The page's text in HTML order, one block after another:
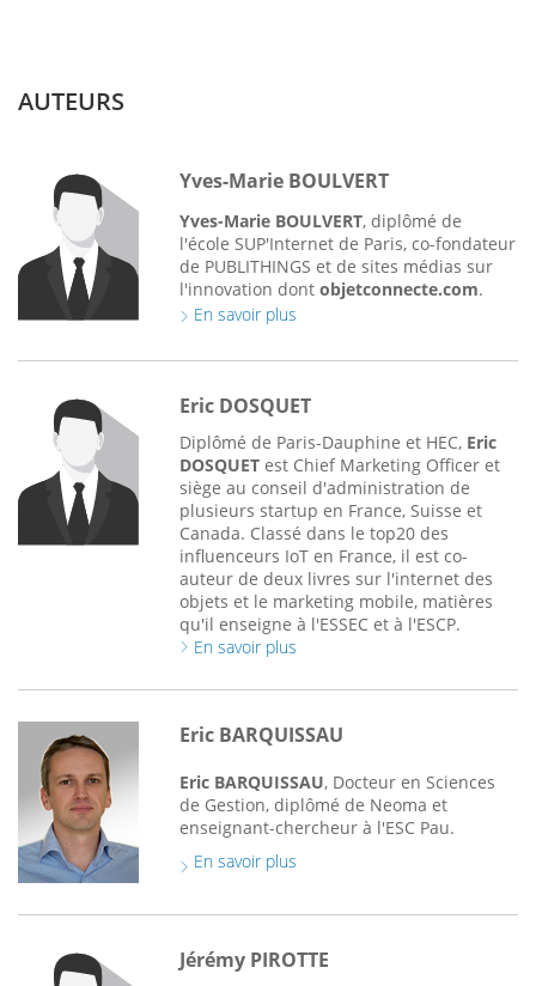
AUTEURS
Yves-Marie BOULVERT
Yves-Marie BOULVERT, diplômé de
l'école SUP'Internet de Paris, co-fondateur
de PUBLITHINGS et de sites médias sur
l'innovation dont objetconnecte.com.
En savoir plus
Eric DOSQUET
Diplômé de Paris-Dauphine et HEC, Eric
DOSQUET est Chief Marketing Officer et
siège au conseil d'administration de
plusieurs startup en France, Suisse et
Canada. Classé dans le top20 des
influenceurs IoT en France, il est co-
auteur de deux livres sur l'internet des
objets et le marketing mobile, matières
qu'il enseigne à l'ESSEC et à l'ESCP.
En savoir plus
Eric BARQUISSAU
Eric BARQUISSAU, Docteur en Sciences
de Gestion, diplômé de Neoma et
enseignant-chercheur à l'ESC Pau.
En savoir plus
Jérémy PIROTTE